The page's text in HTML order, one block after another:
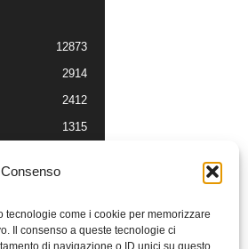
come i cookie per memorizzare
Il consenso a queste tecnologie ci
di navigazione o ID unici su questo
12873
2914
2412
1315